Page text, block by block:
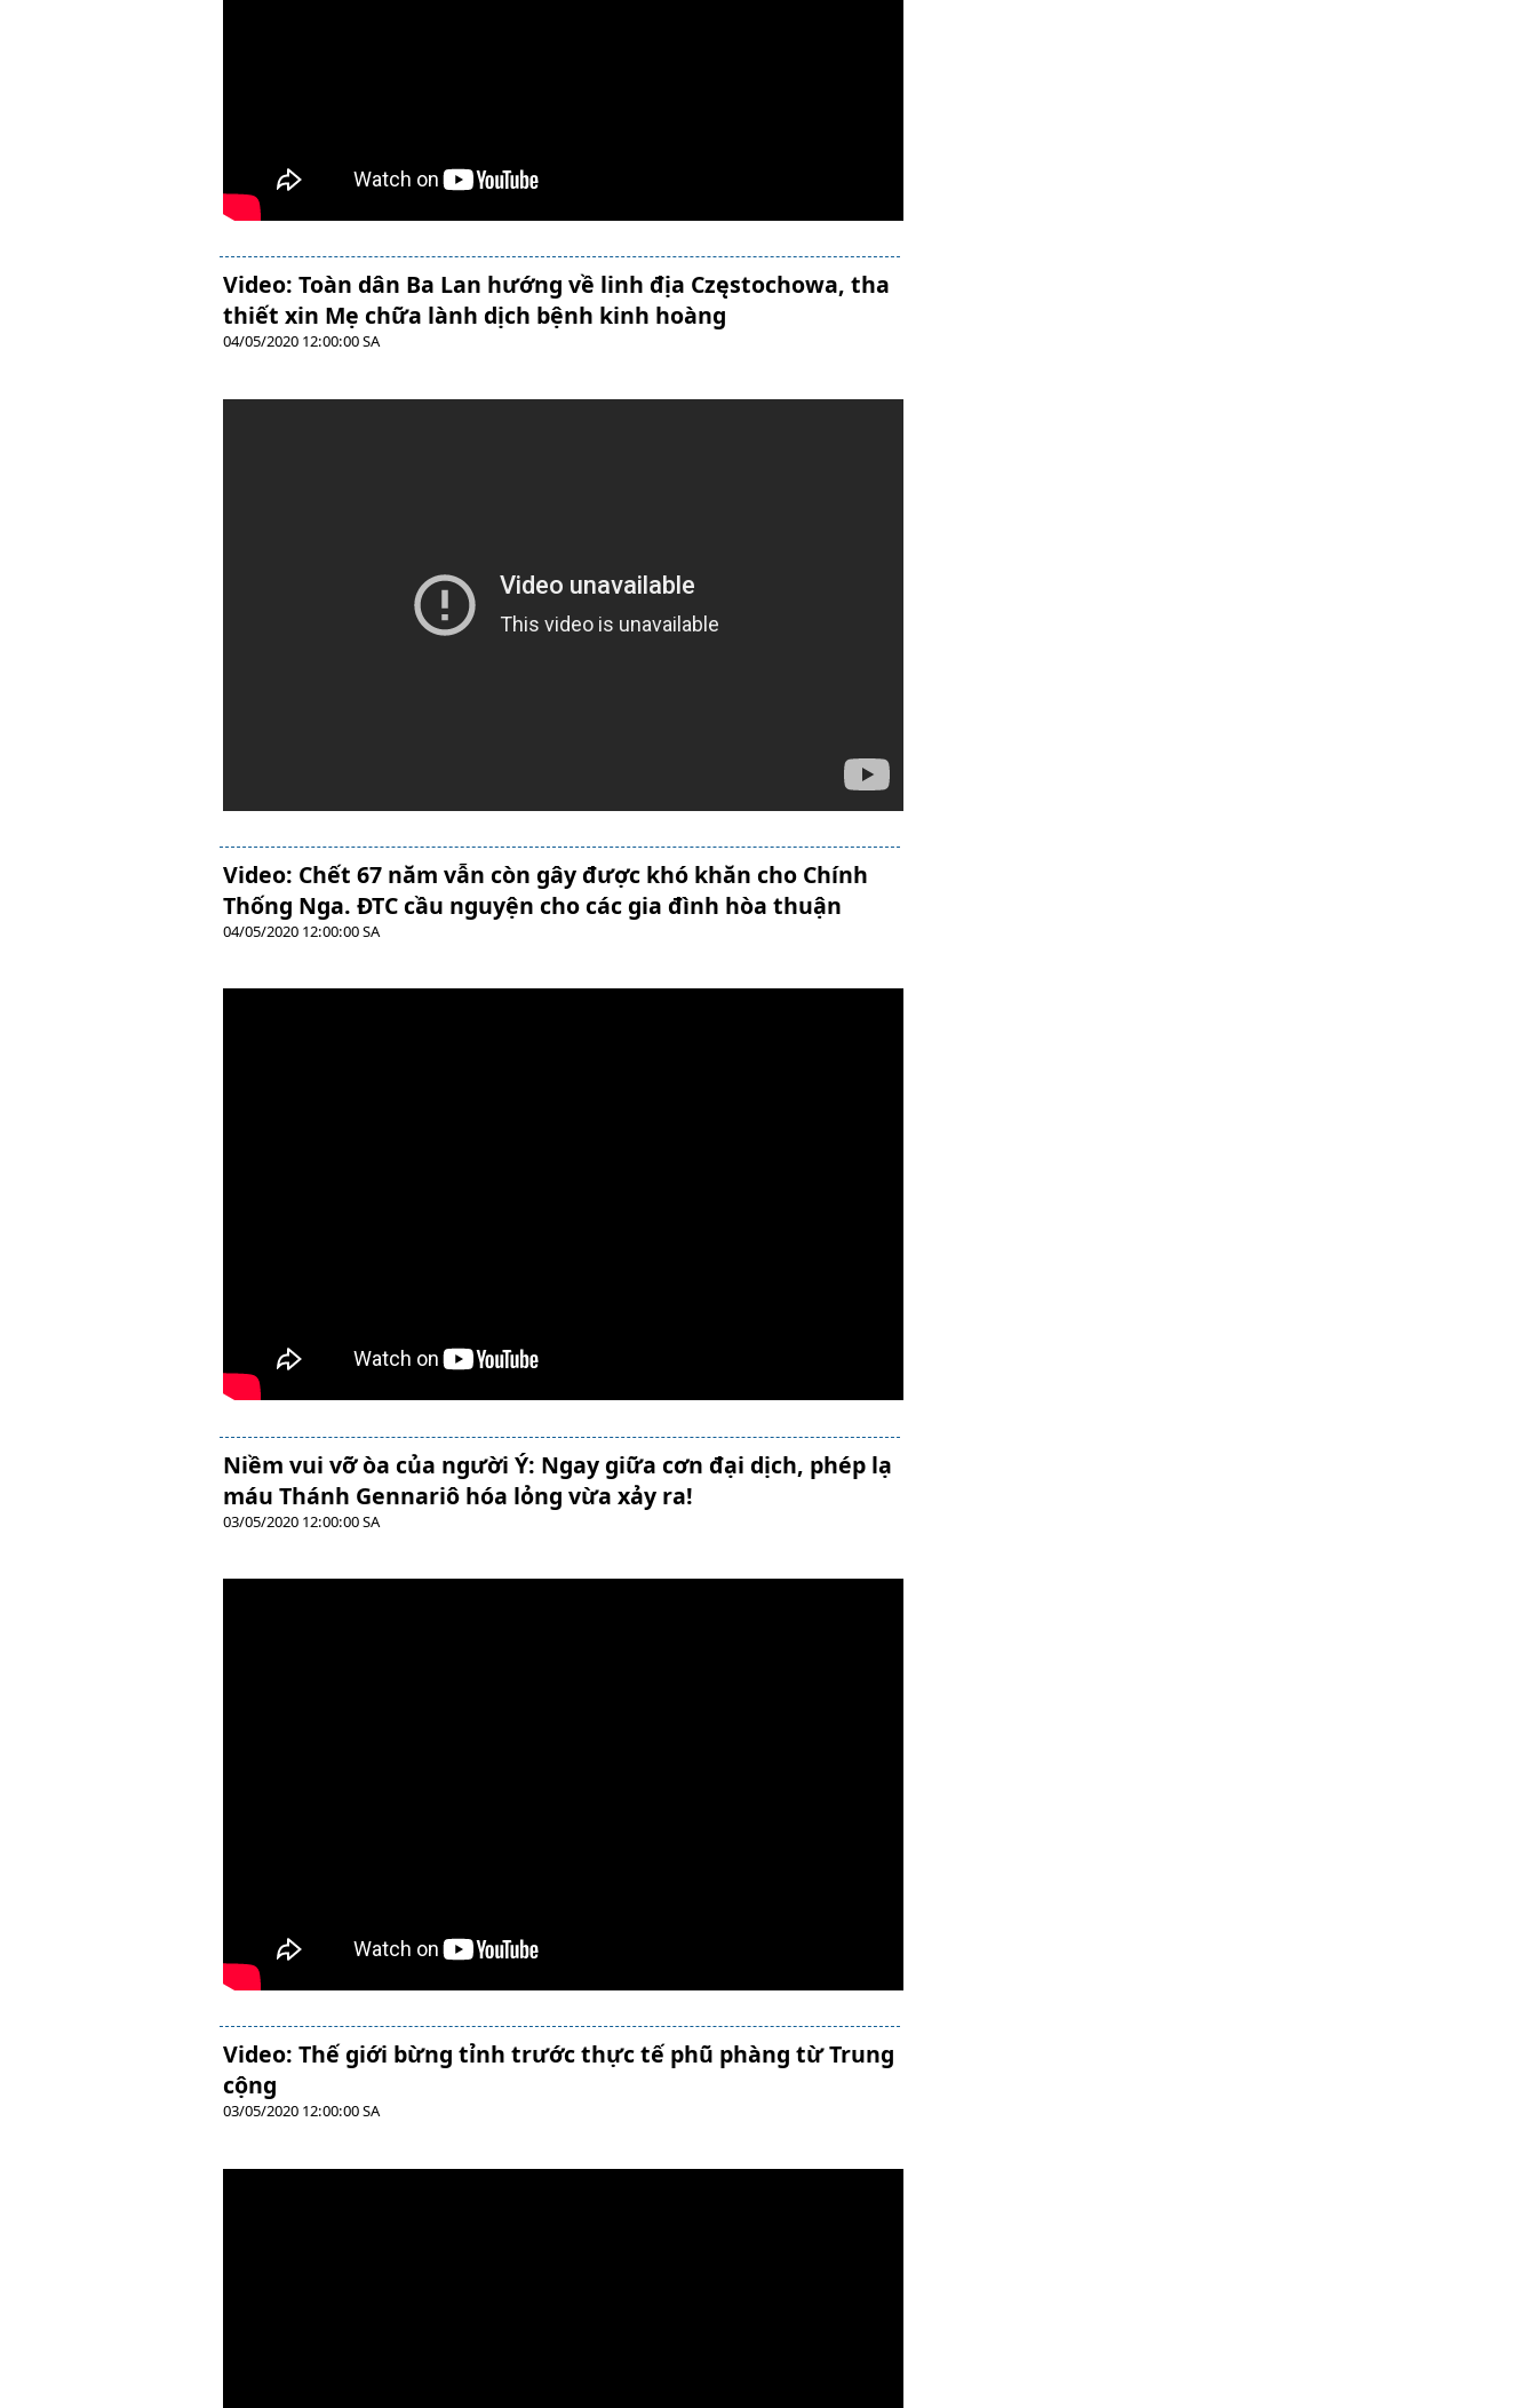
Video: Toàn dân Ba Lan hướng về linh địa Częstochowa, tha
thiết xin Mẹ chữa lành dịch bệnh kinh hoàng
04/05/2020 12:00:00 SA
Video: Chết 67 năm vẫn còn gây được khó khăn cho Chính
Thống Nga. ĐTC cầu nguyện cho các gia đình hòa thuận
04/05/2020 12:00:00 SA
Niềm vui vỡ òa của người Ý: Ngay giữa cơn đại dịch, phép lạ
máu Thánh Gennariô hóa lỏng vừa xảy ra!
03/05/2020 12:00:00 SA
Video: Thế giới bừng tỉnh trước thực tế phũ phàng từ Trung
cộng
03/05/2020 12:00:00 SA